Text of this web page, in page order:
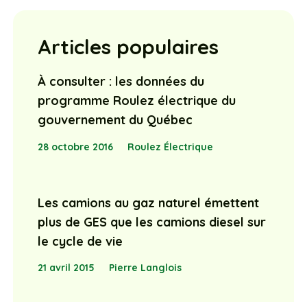
Articles populaires
À consulter : les données du
programme Roulez électrique du
gouvernement du Québec
28 octobre 2016 Roulez Électrique
Les camions au gaz naturel émettent
plus de GES que les camions diesel sur
le cycle de vie
21 avril 2015 Pierre Langlois